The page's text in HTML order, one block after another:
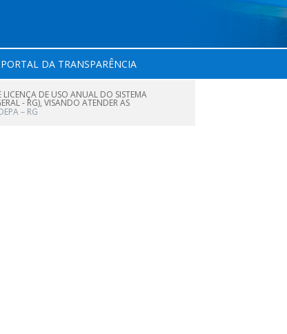
PORTAL DA TRANSPARÊNCIA
DE USO ANUAL DO SISTEMA
- RG), VISANDO ATENDER AS
– RG